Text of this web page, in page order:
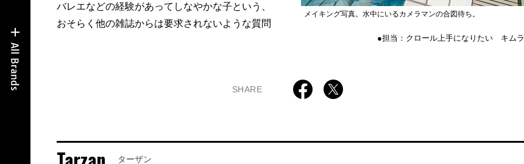
バレエなどの経験があってしなやかな子という、
おそらく他の雑誌からは要求されないような質問
メイキング写真。水中にいるカメラマンの合図待ち。
●担当：クロール上手になりたい キムラ
SHARE
ターザン